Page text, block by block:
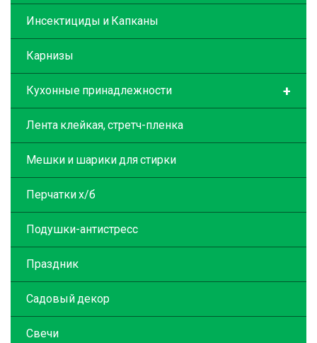
Инсектициды и Капканы
Карнизы
+
Кухонные принадлежности
Лента клейкая, стретч-пленка
Мешки и шарики для стирки
Перчатки х/б
Подушки-антистресс
Праздник
Садовый декор
Свечи